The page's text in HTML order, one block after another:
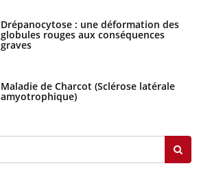
Drépanocytose : une déformation des
globules rouges aux conséquences
graves
Maladie de Charcot (Sclérose latérale
amyotrophique)